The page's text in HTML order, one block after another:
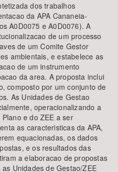
dos trabalhos
da APA Cananeia-
A0D0075 e A0D0076). A
de um processo
de um Comite Gestor
ambientais, e estabelece as
de um instrumento
da area. A proposta inclui
composto por um conjunto de
As Unidades de Gestao
operacionalizando a
e do ZEE a ser
as caracteristicas da APA,
equacionadas, os dados
e os resultados das
a elaboracao de propostas
Unidades de Gestao/ZEE